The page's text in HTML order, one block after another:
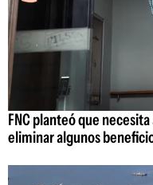
FNC planteó que
eliminar algunos